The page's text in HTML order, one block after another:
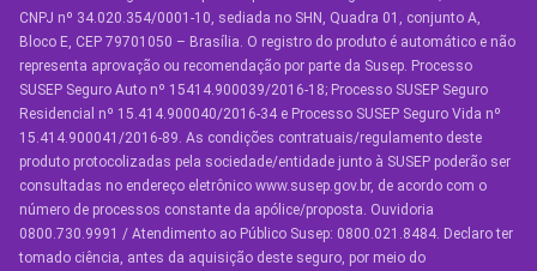
Seguro Auto para Terceiros
Seguro por Marcas de Carro
Seguro Residencial
Seguro de Vida
Manual de Assistências
CNPJ nº 34.020.354/0001-10, sediada no SHN, Quadra 01, conjunto A,
Bloco E, CEP 79701050 – Brasília. O registro do produto é automático e não
representa aprovação ou recomendação por parte da Susep. Processo
SUSEP Seguro Auto nº 15414.900039/2016-18; Processo SUSEP Seguro
Residencial nº 15.414.900040/2016-34 e Processo SUSEP Seguro Vida nº
15.414.900041/2016-89. As condições contratuais/regulamento deste
produto protocolizadas pela sociedade/entidade junto à SUSEP poderão ser
consultadas no endereço eletrônico www.susep.gov.br, de acordo com o
número de processos constante da apólice/proposta. Ouvidoria
0800.730.9991 / Atendimento ao Público Susep: 0800.021.8484. Declaro ter
tomado ciência, antes da aquisição deste seguro, por meio do